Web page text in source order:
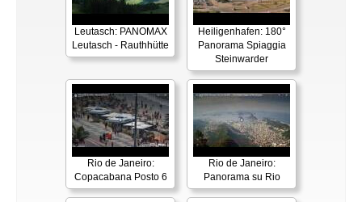
Leutasch: PANOMAX
Leutasch - Rauthhütte
Heiligenhafen: 180°
Panorama Spiaggia
Steinwarder
Rio de Janeiro:
Copacabana Posto 6
Rio de Janeiro:
Panorama su Rio